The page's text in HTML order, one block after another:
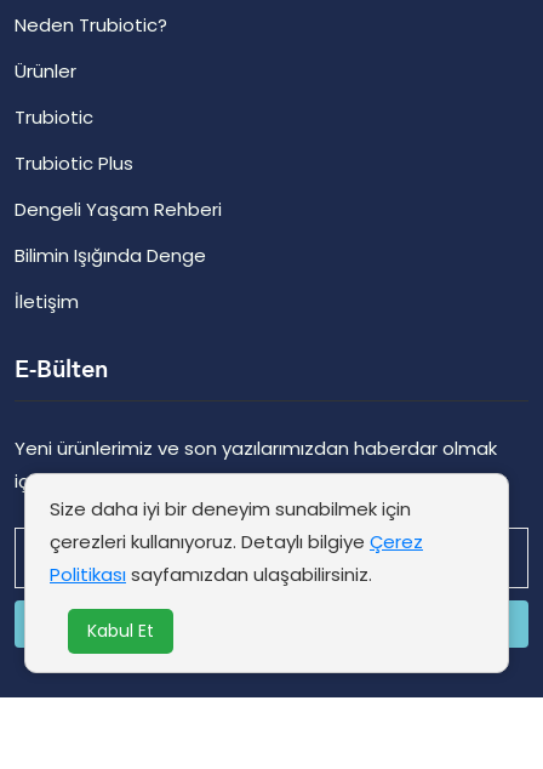
Neden Trubiotic?
Ürünler
Trubiotic
Trubiotic Plus
Dengeli Yaşam Rehberi
Bilimin Işığında Denge
İletişim
E-Bülten
Yeni ürünlerimiz ve son yazılarımızdan haberdar olmak
için kaydolun.
Size daha iyi bir deneyim sunabilmek için
çerezleri kullanıyoruz. Detaylı bilgiye Çerez
Politikasısayfamızdan ulaşabilirsiniz.
Kabul Et